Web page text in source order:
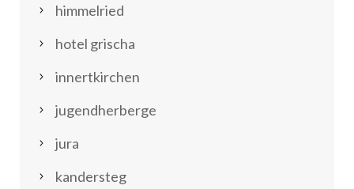
himmelried
hotel grischa
innertkirchen
jugendherberge
jura
kandersteg